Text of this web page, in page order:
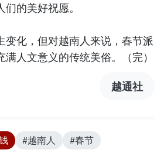
的美好祝愿。
变化，但对越南人来说，春节派
人文意义的传统美俗。（完）
越通社
#越南人
#春节